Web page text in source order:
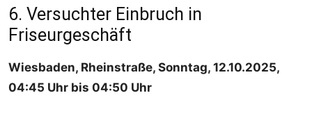
6. Versuchter Einbruch in
Friseurgeschäft
Wiesbaden, Rheinstraße, Sonntag, 12.10.2025,
04:45 Uhr bis 04:50 Uhr